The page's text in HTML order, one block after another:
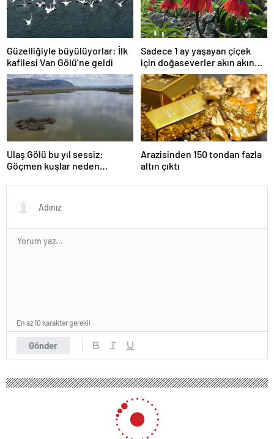
Güzelliğiyle büyülüyorlar: İlk
kafilesi Van Gölü’ne geldi
Sadece 1 ay yaşayan çiçek
için doğaseverler akın akın
geliyor!
Ulaş Gölü bu yıl sessiz:
Göçmen kuşlar neden
Arazisinden 150 tondan fazla
altın çıktı
Gönder
En az 10 karakter gerekli
Officiis atque eos